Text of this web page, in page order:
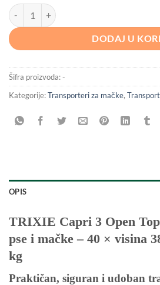
Transporter za pse i mačke BESPLATNA
DODAJ U
Šifra proizvoda:-
Kategorije:Transporteri za mačke,
OPIS
TRIXIE Capri 3 Open
pse i mačke – 40 × visina
kg
Praktičan, siguran i udoban